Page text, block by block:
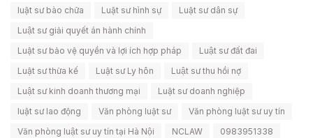
luật sư bào chữa
Luật sư hình sự
Luật sư dân sự
Luật sư giải quyết án hành chính
Luật sư bảo vệ quyền và lợi ích hợp pháp
Luật sư đất đai
Luật sư thừa kế
Luật sư Ly hôn
Luật sư thu hồi nợ
Luật sư kinh doanh thương mại
Luật sư doanh nghiệp
luật sư lao động
Văn phòng luật sư
Văn phòng luật sư uy tín
Văn phòng luật sư uy tín tại Hà Nội
NCLAW
0983951338